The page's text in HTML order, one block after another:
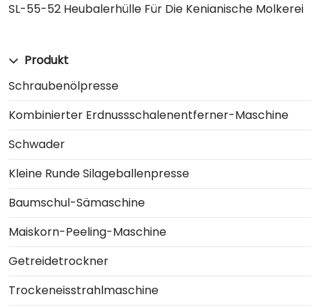
SL-55-52 Heubalerhülle Für Die Kenianische Molkerei
Produkt
Schraubenölpresse
Kombinierter Erdnussschalenentferner-Maschine
Schwader
Kleine Runde Silageballenpresse
Baumschul-Sämaschine
Maiskorn-Peeling-Maschine
Getreidetrockner
Trockeneisstrahlmaschine